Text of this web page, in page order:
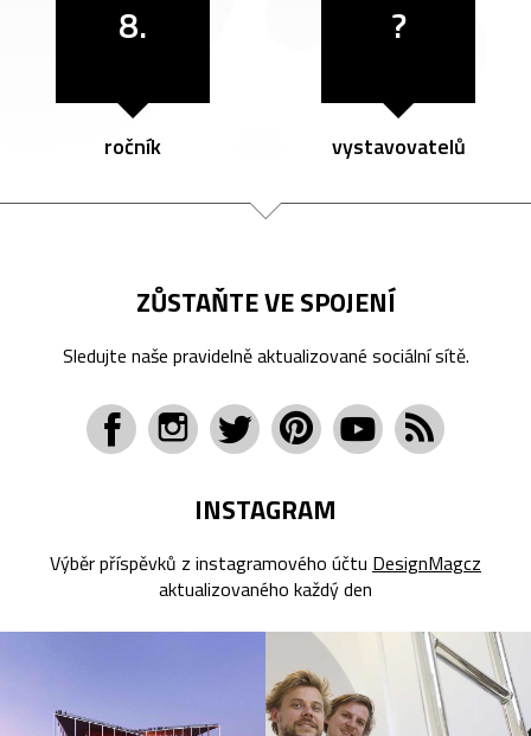
8.
ročník
?
vystavovatelů
ZŮSTAŇTE VE SPOJENÍ
Sledujte naše pravidelně aktualizované sociální sítě.
INSTAGRAM
Výběr příspěvků z instagramového účtu DesignMagcz
aktualizovaného každý den